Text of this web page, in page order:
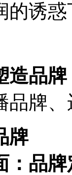
的诱
造品牌
品牌、
牌
：品牌